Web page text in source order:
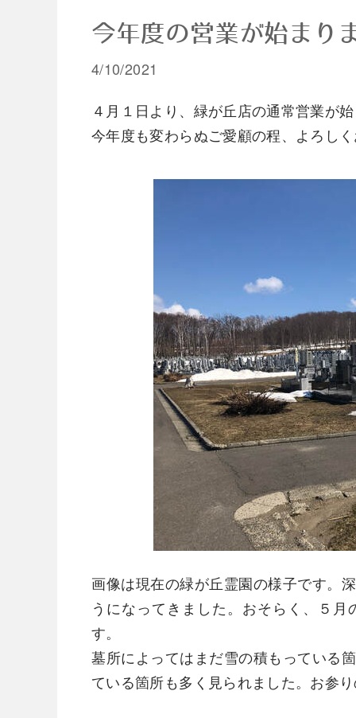
今年度の営業が始まり
4/10/2021
４月１日より、緑が丘店の通常営業が始
今年度も変わらぬご愛顧の程、よろしく
画像は現在の緑が丘霊園の様子です。
うになってきました。おそらく、５
す。
墓所によってはまだ雪の積もっている
ている箇所も多く見られました。お参